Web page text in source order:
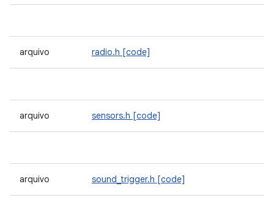
arquivo radio.h [code]
arquivo sensors.h [code]
arquivo sound_trigger.h [code]